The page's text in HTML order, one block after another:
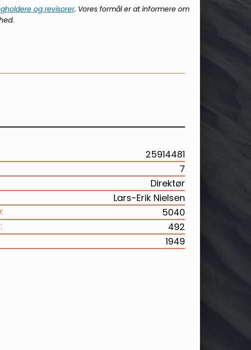
og revisorer. Vores formål er at informere om
25914481
7
Direktør
Lars-Erik Nielsen
5040
492
1949